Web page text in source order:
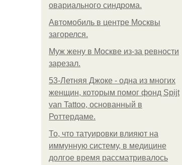
овариального синдрома.
Автомобиль в центре Москвы
загорелся.
Mуж жену в Москве из-за ревности
зарезал.
53-Летняя Джоке - одна из многих
женщин, которым помог фонд Spijt
van Tattoo, основанный в
Роттердаме.
То, что татуировки влияют на
иммунную систему, в медицине
долгое время рассматривалось